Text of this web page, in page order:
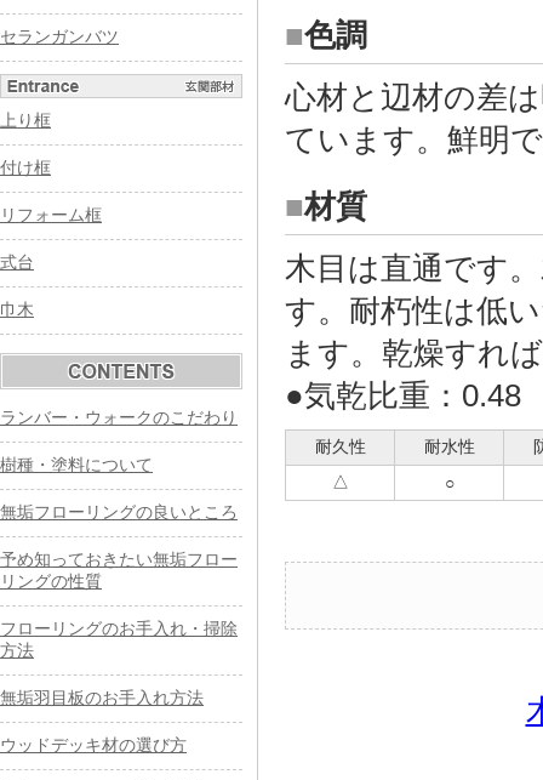
■色調
心材と辺材の差
ています。鮮明
■材質
木目は直通です
す。耐朽性は低
ます。乾燥すれ
●気乾比重：0.48
耐久性 耐水性
△
○
セランガンバツ
上り框
付け框
リフォーム框
式台
巾木
ランバー・ウォークのこだわり
樹種・塗料について
無垢フローリングの良いところ
予め知っておきたい無垢フロー
リングの性質
フローリングのお手入れ・掃除
方法
無垢羽目板のお手入れ方法
ウッドデッキ材の選び方